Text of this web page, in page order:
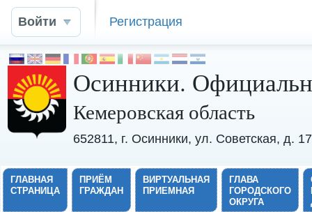
Войти Регистрация
Осинники.
Кемеровская область
652811, г. Осинники, ул. Советская, д.
ГЛАВНАЯ
СТРАНИЦА
ПРИЁМ
ГРАЖДАН
ВИРТУАЛЬНАЯ
ПРИЕМНАЯ
ГЛАВА
ГОРОДСКОГО
ОКРУГА